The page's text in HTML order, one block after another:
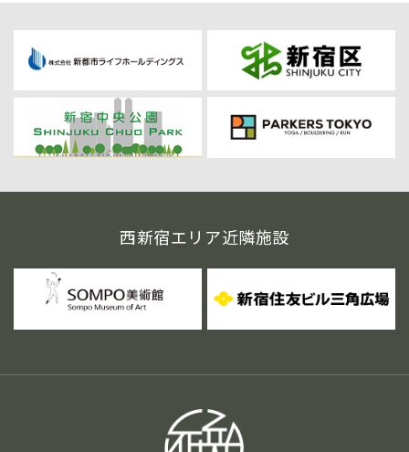
西新宿エリア近隣施設